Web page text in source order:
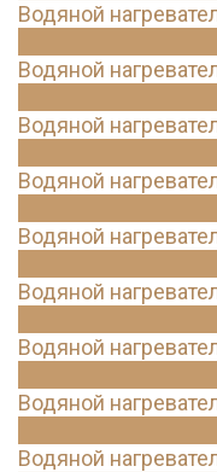
Водяной
Водяной
Водяной
Водяной
Водяной
Водяной
Водяной
Водяной
Водяной